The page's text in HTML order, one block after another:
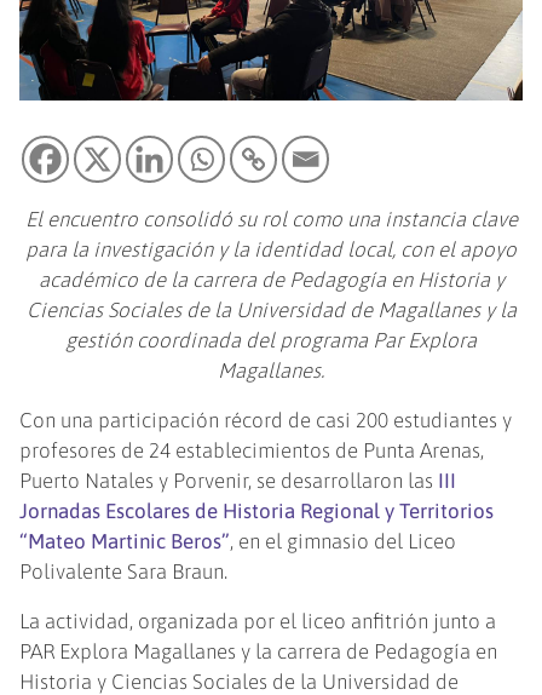
El encuentro consolidó su rol como una instancia clave
para la investigación y la identidad local, con el apoyo
académico de la carrera de Pedagogía en Historia y
Ciencias Sociales de la Universidad de Magallanes y la
gestión coordinada del programa Par Explora
Magallanes.
Con una participación récord de casi 200 estudiantes y
profesores de 24 establecimientos de Punta Arenas,
Puerto Natales y Porvenir, se desarrollaron las III
Jornadas Escolares de Historia Regional y Territorios
“Mateo Martinic Beros”, en el gimnasio del Liceo
Polivalente Sara Braun.
La actividad, organizada por el liceo anfitrión junto a
PAR Explora Magallanes y la carrera de Pedagogía en
Historia y Ciencias Sociales de la Universidad de